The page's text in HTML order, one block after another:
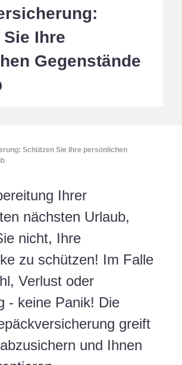
Ihre
Gegenstände
Schützen Sie Ihre persönlichen
Ihrer
nächsten Urlaub,
nicht, Ihre
zu schützen! Im Falle
Verlust oder
- keine Panik! Die
greift
und Ihnen